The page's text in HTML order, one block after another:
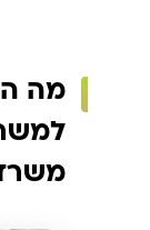
מה